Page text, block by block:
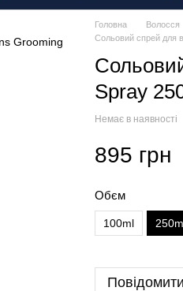
Головна Волосся
Сольовий спрей для
Spray
Немає в наявності
895 грн
Обєм
100ml